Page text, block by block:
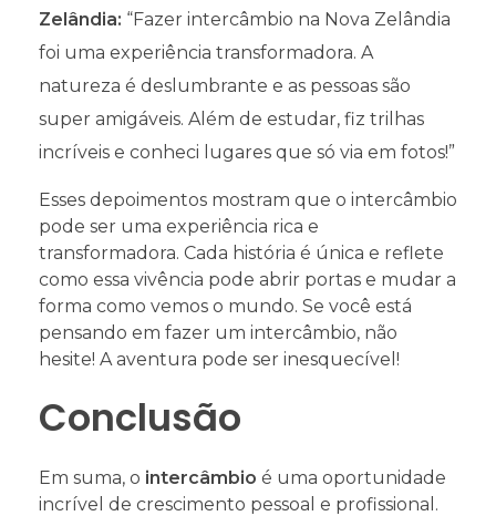
Zelândia: “Fazer intercâmbio na Nova Zelândia
foi uma experiência transformadora. A
natureza é deslumbrante e as pessoas são
super amigáveis. Além de estudar, fiz trilhas
incríveis e conheci lugares que só via em fotos!”
Esses depoimentos mostram que o intercâmbio
pode ser uma experiência rica e
transformadora. Cada história é única e reflete
como essa vivência pode abrir portas e mudar a
forma como vemos o mundo. Se você está
pensando em fazer um intercâmbio, não
hesite! A aventura pode ser inesquecível!
Conclusão
Em suma, o intercâmbio é uma oportunidade
incrível de crescimento pessoal e profissional.